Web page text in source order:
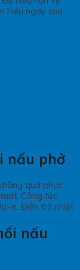
hiểu ngay sau
nấu phở
quá phức
Công tắc
le, Điện trở nhiệt
nấu